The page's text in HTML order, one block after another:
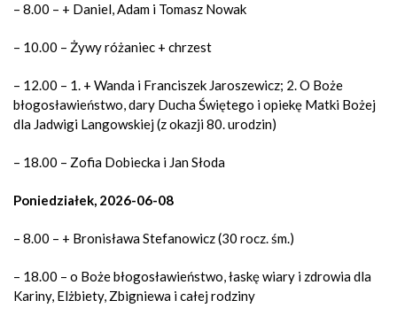
– 8.00 – + Daniel, Adam i Tomasz Nowak
– 10.00 – Żywy różaniec + chrzest
– 12.00 – 1. + Wanda i Franciszek Jaroszewicz; 2. O Boże
błogosławieństwo, dary Ducha Świętego i opiekę Matki Bożej
dla Jadwigi Langowskiej (z okazji 80. urodzin)
– 18.00 – Zofia Dobiecka i Jan Słoda
Poniedziałek, 2026-06-08
– 8.00 – + Bronisława Stefanowicz (30 rocz. śm.)
– 18.00 – o Boże błogosławieństwo, łaskę wiary i zdrowia dla
Kariny, Elżbiety, Zbigniewa i całej rodziny